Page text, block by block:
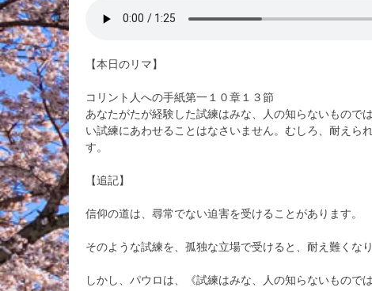
【本日のリマ】
コリント人への手紙第一１０章１３節
あなたがたが経験した試練はみな、人の知らないもので
い試練にあわせることはなさいません。むしろ、耐えら
す。
【追記】
信仰の道は、尋常でない迫害を受けることがあります。
そのような試練を、孤独な立場で受けると、耐え難くなり
しかし、パウロは、《試練はみな、人の知らないもので